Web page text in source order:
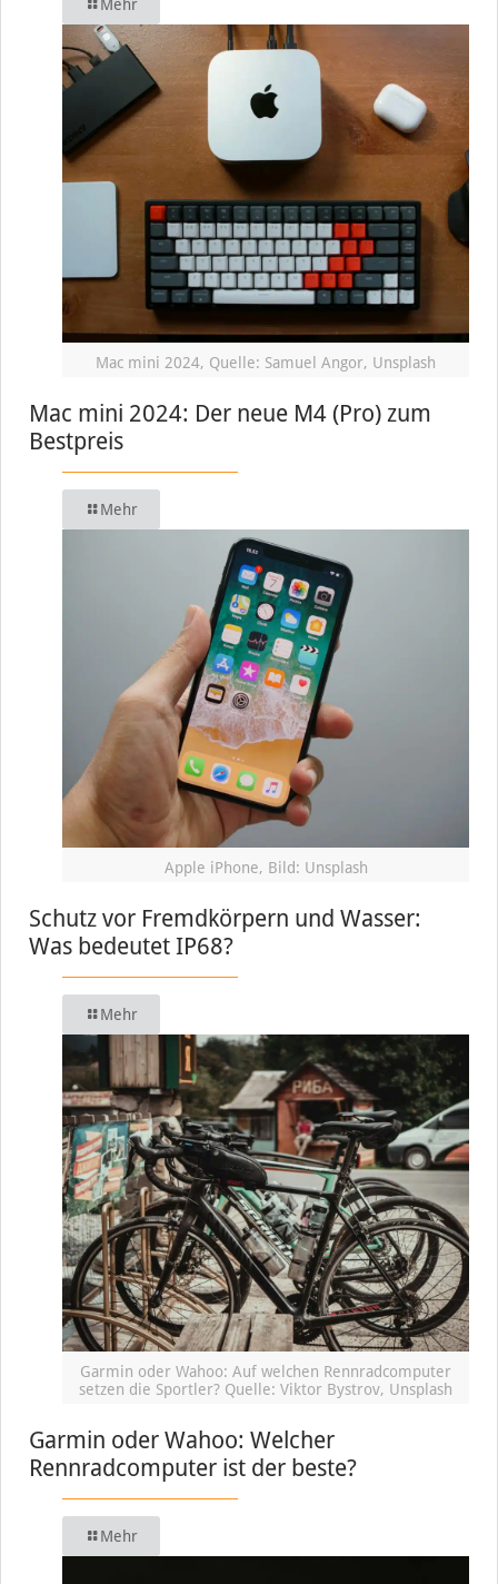
Mehr
Mac mini 2024, Quelle: Samuel Angor, Unsplash
Mac mini 2024: Der neue M4 (Pro) zum
Bestpreis
Mehr
Apple iPhone, Bild: Unsplash
Schutz vor Fremdkörpern und Wasser:
Was bedeutet IP68?
Mehr
Garmin oder Wahoo: Auf welchen Rennradcomputer
setzen die Sportler? Quelle: Viktor Bystrov, Unsplash
Garmin oder Wahoo: Welcher
Rennradcomputer ist der beste?
Mehr